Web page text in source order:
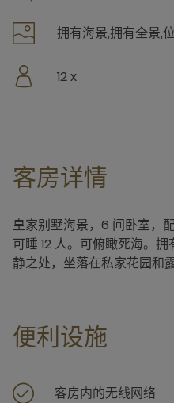
拥有海景,拥有全景,
12 x
客房详情
皇家别墅海景，6 间卧室，
可睡 12 人。可俯瞰死海。
静之处，坐落在私家花园和
便利设施
客房内的无线网络